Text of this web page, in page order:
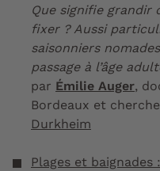
Que signifie grandir
fixer ? Aussi
saisonniers
passage à l’âge
par Émilie Auger,
Bordeaux et
Durkheim
Plages et